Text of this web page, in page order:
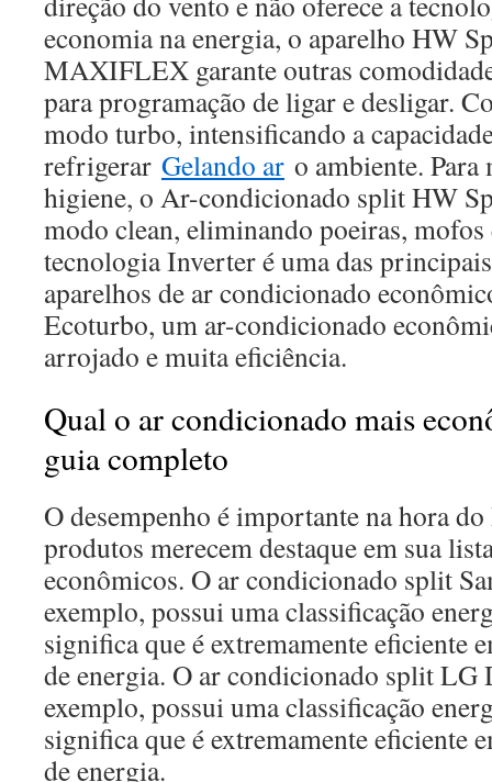
economia na energia, o aparelho HW
MAXIFLEX garante outras
para programação de ligar e desligar.
modo turbo, intensificando a
refrigerar Gelando ar o ambiente.
higiene, o Ar-condicionado split HW
modo clean, eliminando poeiras,
tecnologia Inverter é uma das
aparelhos de ar condicionado
Ecoturbo, um ar-condicionado
arrojado e muita eficiência.
Qual o ar condicionado mais
guia completo
O desempenho é importante na hora
produtos merecem destaque em sua
econômicos. O ar condicionado split
exemplo, possui uma classificação
significa que é extremamente eficiente
de energia. O ar condicionado split LG
exemplo, possui uma classificação
significa que é extremamente eficiente
de energia.